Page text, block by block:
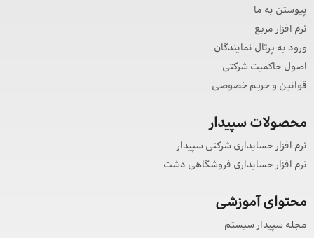
پیوستن به ما
نرم افزار مربع
ورود به پرتال نمایندگان
اصول حاکمیت شرکتی
قوانین و حریم خصوصی
محصولات سپیدار
نرم افزار حسابداری شرکتی سپیدار
نرم افزار حسابداری فروشگاهی دشت
محتوای آموزشی
مجله سپیدار سیستم